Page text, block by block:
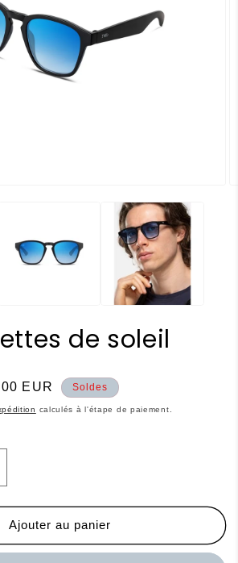
de soleil
EUR Soldes
calculés à l'étape de paiement.
Ajouter au panier